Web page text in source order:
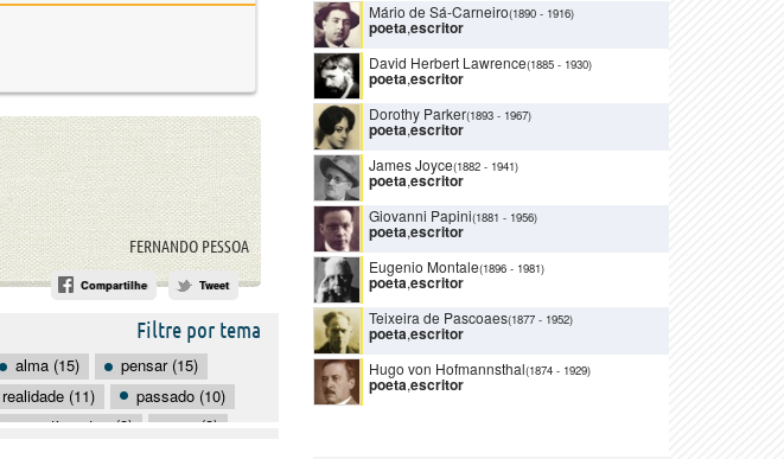
FERNANDO PESSOA
Compartilhe Tweet
Filtre por tema
alma (15)
pensar (15)
realidade (11)
passado (10)
sentimentos (8)
ser (8)
Mário de Sá-Carneiro(1890 - 1916)
poeta,escritor
David Herbert Lawrence(1885 - 1930)
poeta,escritor
Dorothy Parker(1893 - 1967)
poeta,escritor
James Joyce(1882 - 1941)
poeta,escritor
Giovanni Papini(1881 - 1956)
poeta,escritor
Eugenio Montale(1896 - 1981)
poeta,escritor
Teixeira de Pascoaes(1877 - 1952)
poeta,escritor
Hugo von Hofmannsthal(1874 - 1929)
poeta,escritor